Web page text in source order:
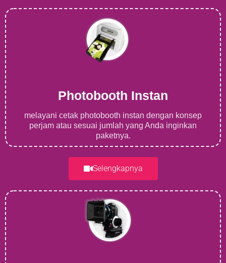
Photobooth Instan
melayani cetak photobooth instan dengan konsep
perjam atau sesuai jumlah yang Anda inginkan
paketnya.
Selengkapnya